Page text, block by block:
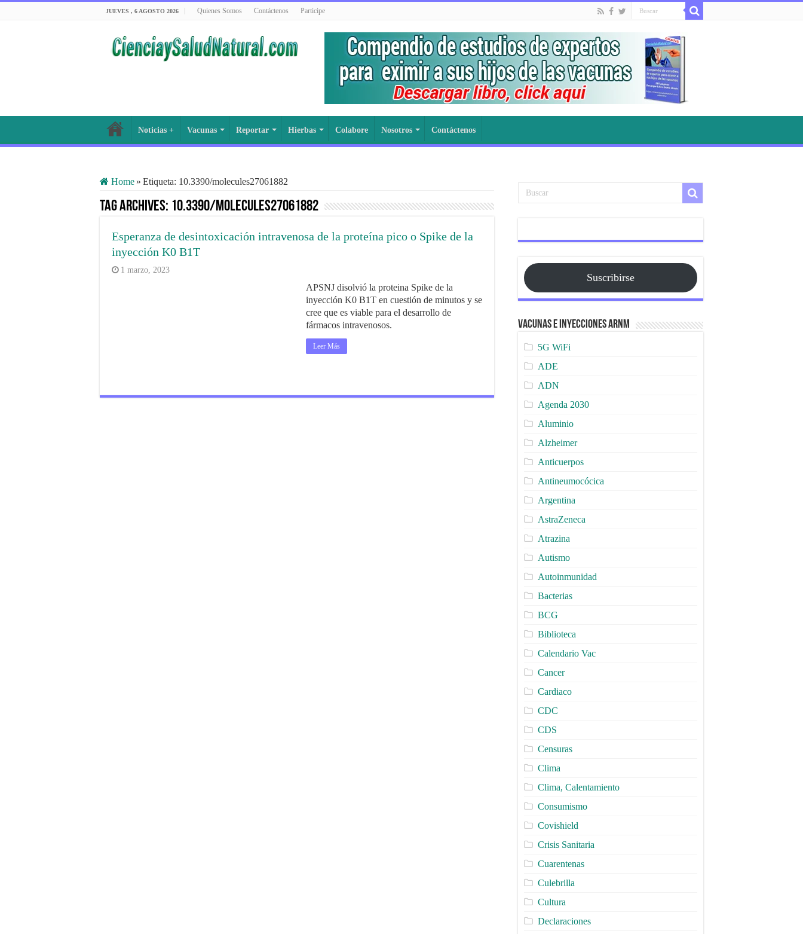
JUEVES , 6 AGOSTO 2026 Quienes Somos Contáctenos Participe
Noticias + Vacunas Reportar Hierbas Colabore Nosotros Contáctenos
Home » Etiqueta: 10.3390/molecules27061882
Tag Archives: 10.3390/molecules27061882
Esperanza de desintoxicación intravenosa de la proteína pico o Spike de la
inyección K0 B1T
1 marzo, 2023
APSNJ disolvió la proteina Spike de la
inyección K0 B1T en cuestión de minutos y se
cree que es viable para el desarrollo de
fármacos intravenosos.
Leer Más
Suscribirse
Vacunas e Inyecciones ARNm
5G WiFi
ADE
ADN
Agenda 2030
Aluminio
Alzheimer
Anticuerpos
Antineumocócica
Argentina
AstraZeneca
Atrazina
Autismo
Autoinmunidad
Bacterias
BCG
Biblioteca
Calendario Vac
Cancer
Cardiaco
CDC
CDS
Censuras
Clima
Clima, Calentamiento
Consumismo
Covishield
Crisis Sanitaria
Cuarentenas
Culebrilla
Cultura
Declaraciones